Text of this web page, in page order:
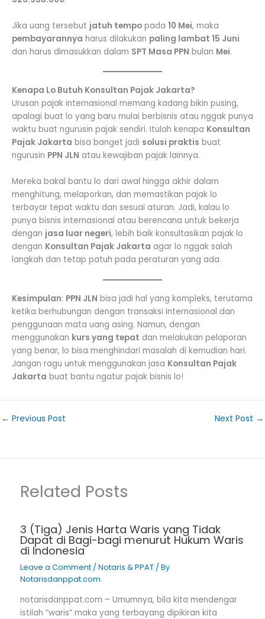
Jika uang tersebut jatuh tempo pada 10 Mei, maka
pembayarannya harus dilakukan paling lambat 15 Juni
dan harus dimasukkan dalam SPT Masa PPN bulan Mei.
Kenapa Lo Butuh Konsultan Pajak Jakarta?
Urusan pajak internasional memang kadang bikin pusing,
apalagi buat lo yang baru mulai berbisnis atau nggak punya
waktu buat ngurusin pajak sendiri. Itulah kenapa Konsultan
Pajak Jakarta bisa banget jadi solusi praktis buat
ngurusin PPN JLN atau kewajiban pajak lainnya.
Mereka bakal bantu lo dari awal hingga akhir dalam
menghitung, melaporkan, dan memastikan pajak lo
terbayar tepat waktu dan sesuai aturan. Jadi, kalau lo
punya bisnis internasional atau berencana untuk bekerja
dengan jasa luar negeri, lebih baik konsultasikan pajak lo
dengan Konsultan Pajak Jakarta agar lo nggak salah
langkah dan tetap patuh pada peraturan yang ada.
Kesimpulan: PPN JLN bisa jadi hal yang kompleks, terutama
ketika berhubungan dengan transaksi internasional dan
penggunaan mata uang asing. Namun, dengan
menggunakan kurs yang tepat dan melakukan pelaporan
yang benar, lo bisa menghindari masalah di kemudian hari.
Jangan ragu untuk menggunakan jasa Konsultan Pajak
Jakarta buat bantu ngatur pajak bisnis lo!
← Previous Post Next Post →
Related Posts
3 (Tiga) Jenis Harta Waris yang Tidak
Dapat di Bagi-bagi menurut Hukum Waris
di Indonesia
Leave a Comment /Notaris & PPAT / By
Notarisdanppat.com
notarisdanppat.com – Umumnya, bila kita mendengar
istilah “waris” maka yang terbayang dipikiran kita